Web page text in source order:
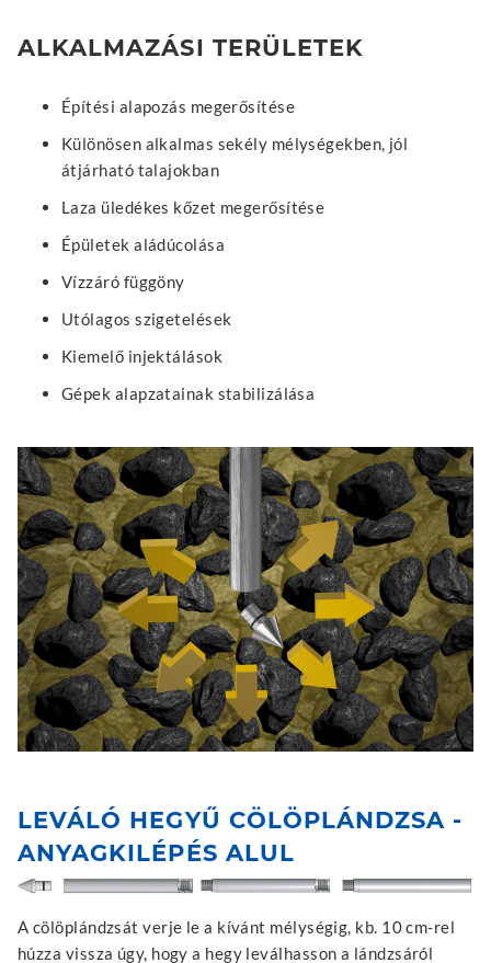
ALKALMAZÁSI TERÜLETEK
Építési alapozás megerősítése
Különösen alkalmas sekély mélységekben, jól
átjárható talajokban
Laza üledékes kőzet megerősítése
Épületek aládúcolása
Vízzáró függöny
Utólagos szigetelések
Kiemelő injektálások
Gépek alapzatainak stabilizálása
LEVÁLÓ HEGYŰ CÖLÖPLÁNDZSA -
ANYAGKILÉPÉS ALUL
A cölöplándzsát verje le a kívánt mélységig, kb. 10 cm-rel
húzza vissza úgy, hogy a hegy leválhasson a lándzsáról